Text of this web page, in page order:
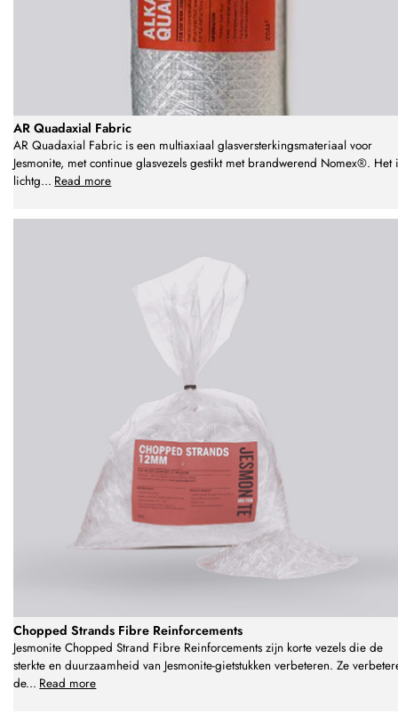
AR Quadaxial Fabric
AR Quadaxial Fabric is een multiaxiaal glasversterkingsmateriaal voor
Jesmonite, met continue glasvezels gestikt met brandwerend Nomex®. Het
lichtg... Read more
Chopped Strands Fibre Reinforcements
Jesmonite Chopped Strand Fibre Reinforcements zijn korte vezels die de
sterkte en duurzaamheid van Jesmonite-gietstukken verbeteren. Ze
de... Read more